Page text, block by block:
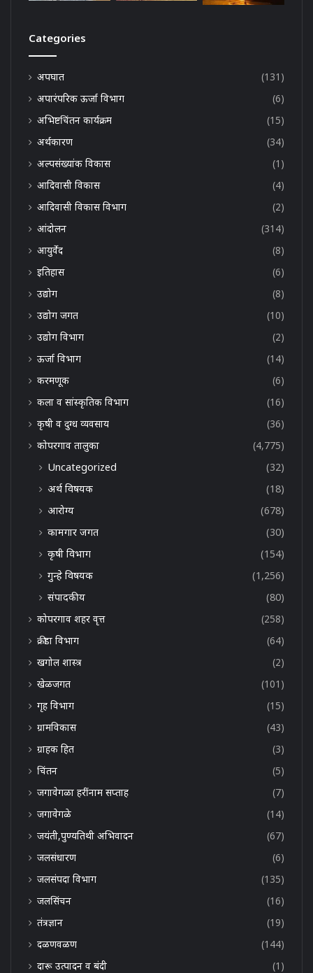
Categories
अपघात
(131)
अपारंपरिक ऊर्जा विभाग
(6)
अभिष्टचिंतन कार्यक्रम
(15)
अर्थकारण
(34)
अल्पसंख्यांक विकास
(1)
आदिवासी विकास
(4)
आदिवासी विकास विभाग
(2)
आंदोलन
(314)
आयुर्वेद
(8)
इतिहास
(6)
उद्योग
(8)
उद्योग जगत
(10)
उद्योग विभाग
(2)
ऊर्जा विभाग
(14)
करमणूक
(6)
कला व सांस्कृतिक विभाग
(16)
कृषी व दुग्ध व्यवसाय
(36)
कोपरगाव तालुका
(4,775)
Uncategorized
(32)
अर्थ विषयक
(18)
आरोग्य
(678)
कामगार जगत
(30)
कृषी विभाग
(154)
गुन्हे विषयक
(1,256)
संपादकीय
(80)
कोपरगाव शहर वृत्त
(258)
क्रीडा विभाग
(64)
खगोल शास्त्र
(2)
खेळजगत
(101)
गृह विभाग
(15)
ग्रामविकास
(43)
ग्राहक हित
(3)
चिंतन
(5)
जगावेगळा हरींनाम सप्ताह
(7)
जगावेगळे
(14)
जयंती,पुण्यतिथी अभिवादन
(67)
जलसंधारण
(6)
जलसंपदा विभाग
(135)
जलसिंचन
(16)
तंत्रज्ञान
(19)
दळणवळण
(144)
दारू उत्पादन व बंदी
(1)